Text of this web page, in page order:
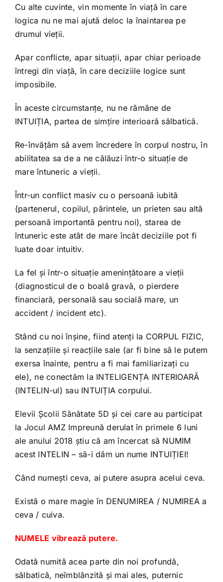
Cu alte cuvinte, vin momente în viață în care
logica nu ne mai ajută deloc la înaintarea pe
drumul vieții.
Apar conflicte, apar situații, apar chiar perioade
întregi din viață, în care deciziile logice sunt
imposibile.
În aceste circumstanțe, nu ne rămâne de
INTUIȚIA, partea de simțire interioară sălbatică.
Re-învățăm să avem încredere în corpul nostru, în
abilitatea sa de a ne călăuzi într-o situație de
mare întuneric a vieții.
Într-un conflict masiv cu o persoană iubită
(partenerul, copilul, părintele, un prieten sau altă
persoană importantă pentru noi), starea de
întuneric este atât de mare încât deciziile pot fi
luate doar intuitiv.
La fel și într-o situație amenințătoare a vieții
(diagnosticul de o boală gravă, o pierdere
financiară, personală sau socială mare, un
accident / incident etc).
Stând cu noi înșine, fiind atenți la CORPUL FIZIC,
la senzațiile și reacțiile sale (ar fi bine să le putem
exersa înainte, pentru a fi mai familiarizați cu
ele), ne conectăm la INTELIGENȚA INTERIOARĂ
(INTELIN-ul) sau INTUIȚIA corpului.
Elevii Școlii Sănătate 5D și cei care au participat
la Jocul AMZ Impreună derulat în primele 6 luni
ale anului 2018 știu că am încercat să NUMIM
acest INTELIN – să-i dăm un nume INTUIȚIEI!
Când numești ceva, ai putere asupra acelui ceva.
Există o mare magie în DENUMIREA / NUMIREA a
ceva / cuiva.
NUMELE vibrează putere.
Odată numită acea parte din noi profundă,
sălbatică, neîmblânzită și mai ales, puternic